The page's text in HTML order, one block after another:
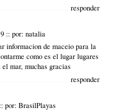
responder
:: por: natalia
informacion de maceio para la
como es el lugar lugares
mar, muchas gracias
responder
:: por: BrasilPlayas